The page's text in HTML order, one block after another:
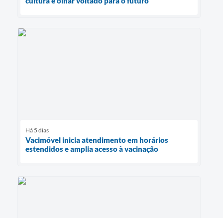
Há 5 dias
Vacimóvel inicia atendimento em horários
estendidos e amplia acesso à vacinação